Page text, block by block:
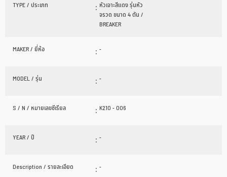
TYPE / ประเภท : หัวเจาะสีแดง รุ่นหัว
จรวด ขนาด 4 ตัน /
BREAKER
MAKER / ยี่ห้อ : -
MODEL / รุ่น : -
S / N / หมายเลขซีเรียล : K210 - 006
YEAR / ปี : -
Description / รายละเอียด : -